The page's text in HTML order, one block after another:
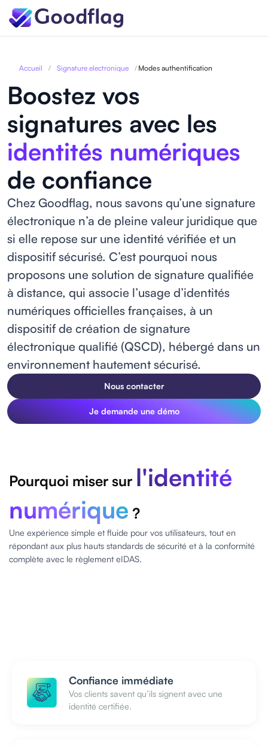
Accueil / Signature electronique / Modes authentification
Boostez vos
signatures avec les
identités numériques
de confiance
Chez Goodflag, nous savons qu’une signature
électronique n’a de pleine valeur juridique que
si elle repose sur une identité vérifiée et un
dispositif sécurisé. C’est pourquoi nous
proposons une solution de signature qualifiée
à distance, qui associe l’usage d’identités
numériques officielles françaises, à un
dispositif de création de signature
électronique qualifié (QSCD), hébergé dans un
environnement hautement sécurisé.
Nous contacter
Je demande une démo
Pourquoi miser sur l'identité
numérique ?
Une expérience simple et fluide pour vos utilisateurs, tout en
répondant aux plus hauts standards de sécurité et à la conformité
complète avec le règlement eIDAS.
Confiance immédiate
Vos clients savent qu’ils signent avec une
identité certifiée.